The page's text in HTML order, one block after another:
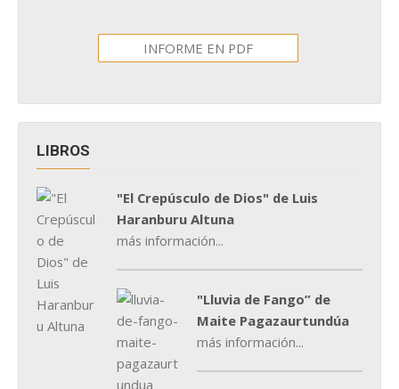
INFORME EN PDF
LIBROS
"El Crepúsculo de Dios" de Luis
Haranburu Altuna
más información...
"Lluvia de Fango” de
Maite Pagazaurtundúa
más información...